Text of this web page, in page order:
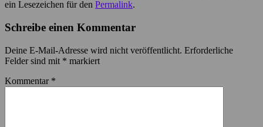
ein Lesezeichen für den Permalink.
Schreibe einen Kommentar
Deine E-Mail-Adresse wird nicht veröffentlicht. Erforderliche
Felder sind mit * markiert
Kommentar *